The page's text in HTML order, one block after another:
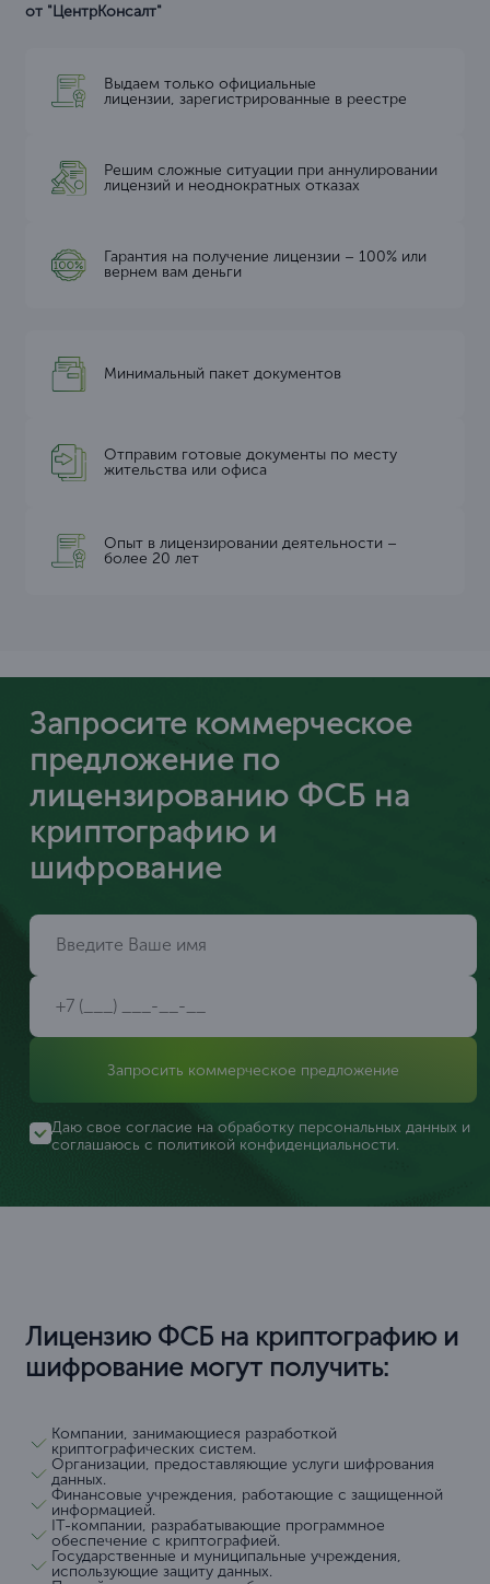
от "ЦентрКонсалт"
Выдаем только официальные
лицензии, зарегистрированные в реестре
Решим сложные ситуации при аннулировании
лицензий и неоднократных отказах
Гарантия на получение лицензии – 100% или
вернем вам деньги
Минимальный пакет документов
Отправим готовые документы по месту
жительства или офиса
Опыт в лицензировании деятельности –
более 20 лет
Запросите коммерческое
предложение по
лицензированию ФСБ на
криптографию и
шифрование
Запросить коммерческое предложение
Даю свое согласие на обработку персональных данных и
соглашаюсь с политикой конфиденциальности.
Лицензию ФСБ на криптографию и
шифрование могут получить:
Компании, занимающиеся разработкой
криптографических систем.
Организации, предоставляющие услуги шифрования
данных.
Финансовые учреждения, работающие с защищенной
информацией.
IT-компании, разрабатывающие программное
обеспечение с криптографией.
Государственные и муниципальные учреждения,
использующие защиту данных.